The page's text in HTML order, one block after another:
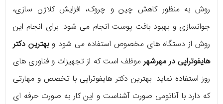
روش به منظور کاهش چین و چروک، افزایش کلاژن سازی،
جوانسازی و بهبود بافت پوست انجام می شود. برای انجام این
روش از دستگاه های مخصوص استفاده می شود وبهترین دکتر
هایفوتراپی در مهرشهرموظف است که از تجهیزات و فناوری های
روز استفاده نماید. بهترین دکتر هایفوتراپی با تخصص و مهارتی
که دارد با آناتومی صورت آشناست و این کار به صورت حرفه ای